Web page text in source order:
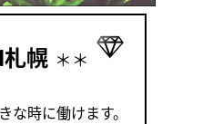
幌 ＊＊
な時に働けます。